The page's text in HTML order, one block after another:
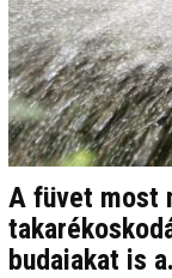
A füvet most
budaiakat is